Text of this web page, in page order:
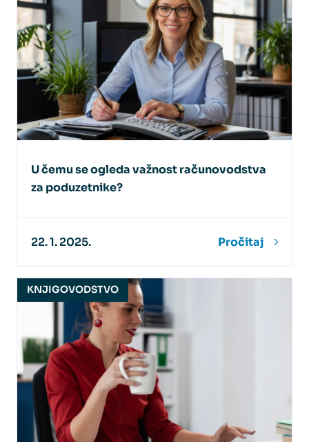
U čemu se ogleda važnost računovodstva
za poduzetnike?
22. 1. 2025. Pročitaj
KNJIGOVODSTVO